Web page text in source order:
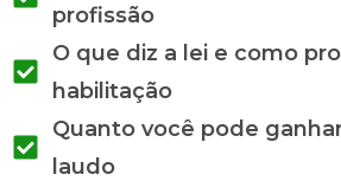
profissão
O que diz a lei e como
habilitação
Quanto você pode
laudo